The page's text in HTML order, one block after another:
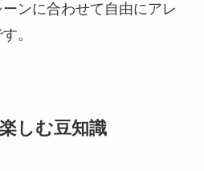
ンに合わせて自由にアレ
。
しむ豆知識